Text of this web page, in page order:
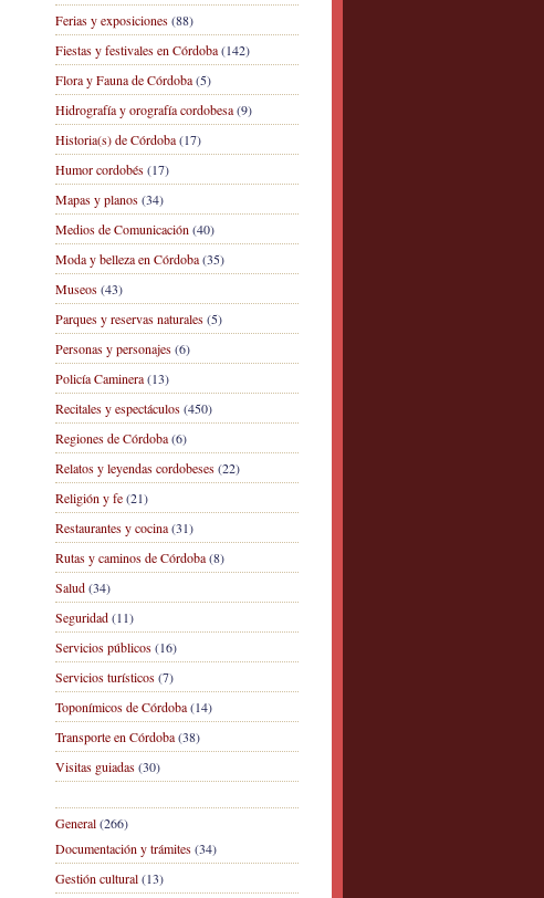
Ferias y exposiciones(88)
Fiestas y festivales en Córdoba(142)
Flora y Fauna de Córdoba(5)
Hidrografía y orografía cordobesa(9)
Historia(s) de Córdoba(17)
Humor cordobés(17)
Mapas y planos(34)
Medios de Comunicación (40)
Moda y belleza en Córdoba(35)
Museos(43)
Parques y reservas naturales(5)
Personas y personajes(6)
Policía Caminera(13)
Recitales y espectáculos(450)
Regiones de Córdoba(6)
Relatos y leyendas cordobeses(22)
Religión y fe(21)
Restaurantes y cocina(31)
Rutas y caminos de Córdoba(8)
Salud(34)
Seguridad(11)
Servicios públicos(16)
Servicios turísticos(7)
Toponímicos de Córdoba(14)
Transporte en Córdoba(38)
Visitas guiadas(30)
General(266)
Documentación y trámites(34)
Gestión cultural(13)